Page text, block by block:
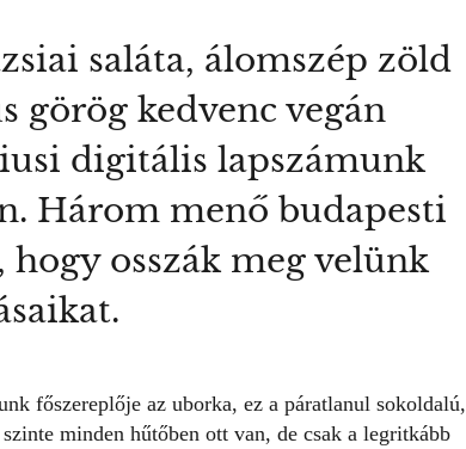
saláta, álomszép zöld
görög kedvenc vegán
digitális lapszámunk
Három menő budapesti
osszák meg velünk
főszereplője az uborka, ez a páratlanul sokoldalú,
minden hűtőben ott van, de csak a legritkább